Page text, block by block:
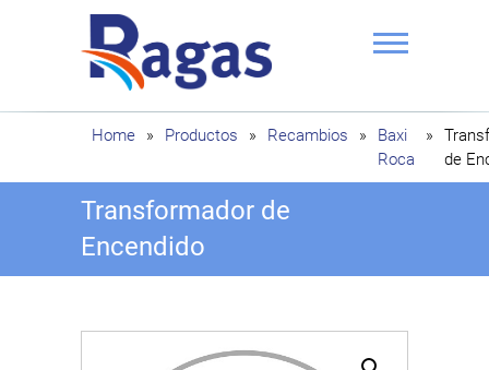
Ragas
Home » Productos » Recambios »
Baxi
Roca
»
de
Transformador de
Encendido